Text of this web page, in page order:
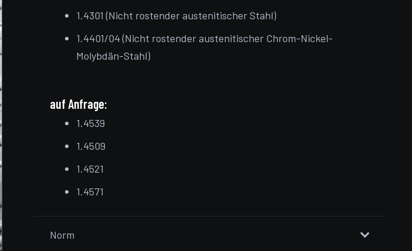
1.4301 (Nicht rostender austenitischer Stahl)
1.4401/04 (Nicht rostender austenitischer Chrom-Nickel-
Molybdän-Stahl)
auf Anfrage:
1.4539
1.4509
1.4521
1.4571
Norm